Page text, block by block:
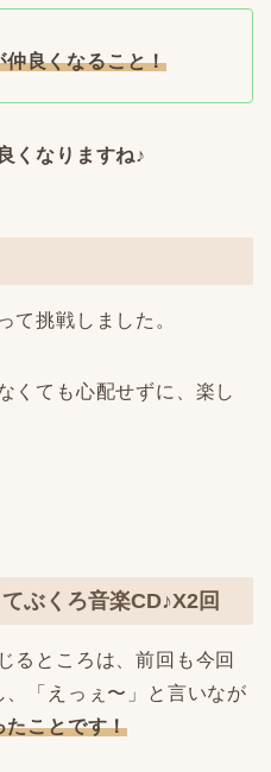
良くなること！
くなりますね♪
て挑戦しました。
くても心配せずに、楽し
ぶくろ音楽CD♪X2回
るところは、前回も今回
「えっぇ〜」と言いなが
たことです！